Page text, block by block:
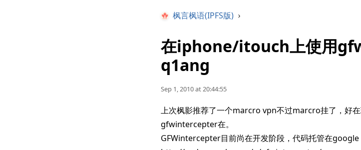
枫言枫语(IPFS版) ›
在iphone/itouch上使用
q1ang
Sep 1, 2010 at 20:44:55
上次枫影推荐了一个marcro vpn不过marcro挂了，好
gfwintercepter在。
GFWintercepter目前尚在开发阶段，代码托管在google